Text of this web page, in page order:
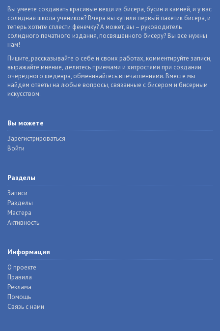
Вы умеете создавать красивые вещи из бисера, бусин и камней, и у вас
солидная школа учеников? Вчера вы купили первый пакетик бисера, и
теперь хотите сплести фенечку? А может, вы – руководитель
солидного печатного издания, посвященного бисеру? Вы все нужны
нам!
Пишите, рассказывайте о себе и своих работах, комментируйте записи,
выражайте мнение, делитесь приемами и хитростями при создании
очередного шедевра, обменивайтесь впечатлениями. Вместе мы
найдем ответы на любые вопросы, связанные с бисером и бисерным
искусством.
Вы можете
Зарегистрироваться
Войти
Разделы
Записи
Разделы
Мастера
Активность
Информация
О проекте
Правила
Реклама
Помощь
Связь с нами